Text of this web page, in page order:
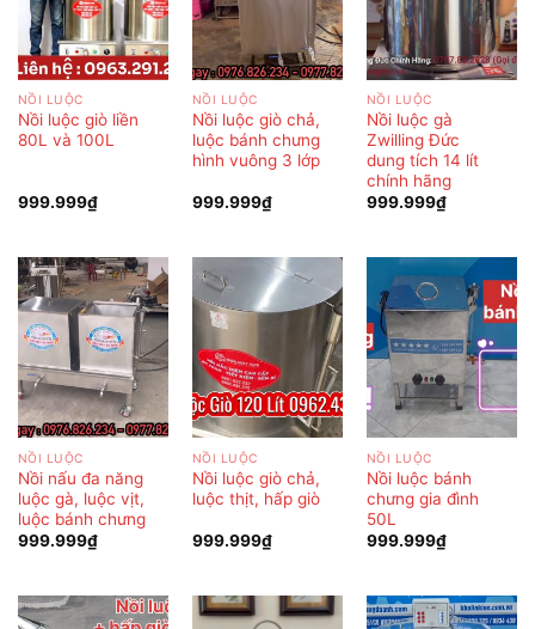
NỒI LUỘC
Nồi luộc giò liền
80L và 100L
999.999₫
NỒI LUỘC
Nồi luộc giò chả,
luộc bánh chưng
hình vuông 3 lớp
999.999₫
NỒI LUỘC
Nồi luộc gà
Zwilling Đức
dung tích 14 lít
chính hãng
999.999₫
NỒI LUỘC
Nồi nấu đa năng
luộc gà, luộc vịt,
luộc bánh chưng
999.999₫
NỒI LUỘC
Nồi luộc giò chả,
luộc thịt, hấp giò
999.999₫
NỒI LUỘC
Nồi luộc bánh
chưng gia đình
50L
999.999₫